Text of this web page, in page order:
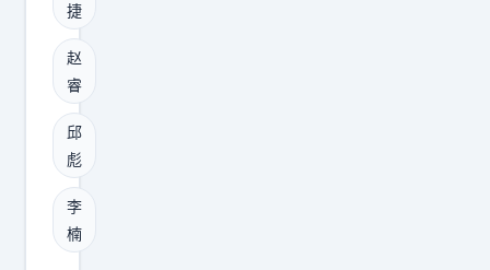
公
开
的
信
息
是
，
首
能
卫
出
身
，
这
体
格
去
求
。
更
有
意
思
的
媒
体
人
透
露
，
辽
宁
捷
赵
睿
邱
彪
李
楠